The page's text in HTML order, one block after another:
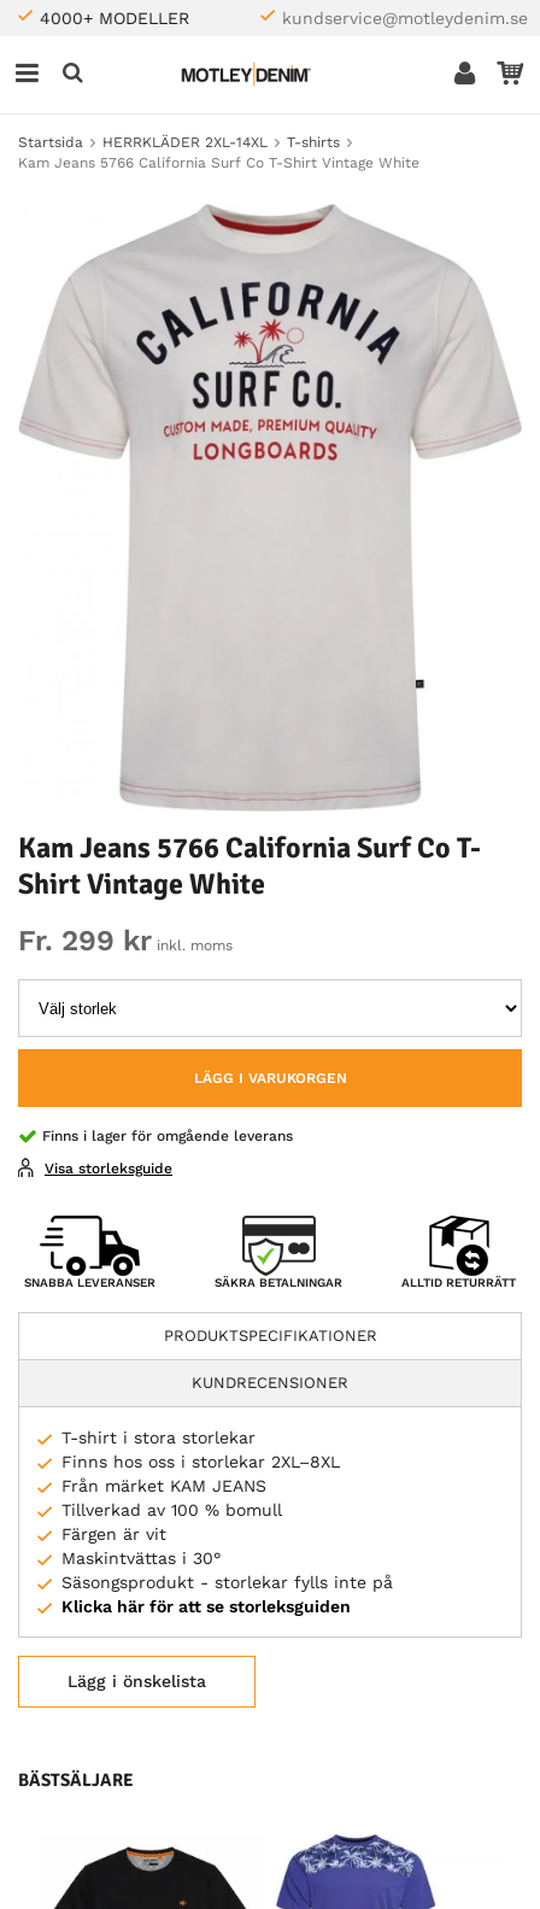
4000+ MODELLER kundservice@motleydenim.se
Startsida HERRKLÄDER 2XL-14XL
T-shirts
Kam Jeans 5766 California Surf Co T-Shirt Vintage White
Kam Jeans 5766 California Surf Co T-
Shirt Vintage White
Fr. 299 kr inkl. moms
LÄGG I VARUKORGEN
Finns i lager för omgående leverans
Visa storleksguide
SNABBA LEVERANSER SÄKRA BETALNINGAR ALLTID RETURRÄTT
PRODUKTSPECIFIKATIONER
KUNDRECENSIONER
T-shirt i stora storlekar
Finns hos oss i storlekar 2XL–8XL
Från märket KAM JEANS
Tillverkad av 100 % bomull
Färgen är vit
Maskintvättas i 30°
Säsongsprodukt - storlekar fylls inte på
Klicka här för att se storleksguiden
Lägg i önskelista
BÄSTSÄLJARE